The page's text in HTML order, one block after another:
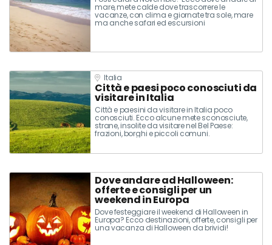
mare, mete calde dove trascorrere le
vacanze, con clima e giornate tra sole, mare
ma anche safari ed escursioni
Italia
Città e paesi poco conosciuti da
visitare in Italia
Città e paesini da visitare in Italia poco
conosciuti. Ecco alcune mete sconosciute,
strane, insolite da visitare nel Bel Paese:
frazioni, borghi e piccoli comuni.
Dove andare ad Halloween:
offerte e consigli per un
weekend in Europa
Dove festeggiare il weekend di Halloween in
Europa? Ecco destinazioni, offerte, consigli per
una vacanza di Halloween da brividi!